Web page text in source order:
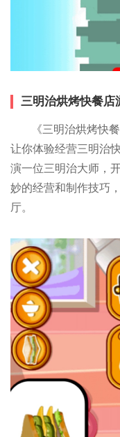
三明治烘烤快餐店
《三明治烘烤快
让你体验经营三明治
演一位三明治大师，
妙的经营和制作技巧
厅。